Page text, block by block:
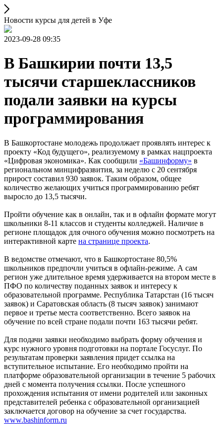
Новости курсы для детей в Уфе
2023-09-28 09:35
В Башкирии почти 13,5
тысячи старшеклассников
подали заявки на курсы
программирования
В Башкортостане молодежь продолжает проявлять интерес к
проекту «Код будущего», реализуемому в рамках нацпроекта
«Цифровая экономика». Как сообщили «Башинформу» в
региональном минцифразвития, за неделю с 20 сентября
прирост составил 930 заявок. Таким образом, общее
количество желающих учиться программированию ребят
выросло до 13,5 тысячи.
Пройти обучение как в онлайн, так и в офлайн формате могут
школьники 8-11 классов и студенты колледжей. Наличие в
регионе площадок для очного обучения можно посмотреть на
интерактивной карте на странице проекта.
В ведомстве отмечают, что в Башкортостане 80,5%
школьников предпочли учиться в офлайн-режиме. А сам
регион уже длительное время удерживается на втором месте в
ПФО по количеству поданных заявок и интересу к
образовательной программе. Республика Татарстан (16 тысяч
заявок) и Саратовская область (8 тысяч заявок) занимают
первое и третье места соответственно. Всего заявок на
обучение по всей стране подали почти 163 тысячи ребят.
Для подачи заявки необходимо выбрать форму обучения и
курс нужного уровня подготовки на портале Госуслуг. По
результатам проверки заявления придет ссылка на
вступительное испытание. Его необходимо пройти на
платформе образовательной организации в течение 5 рабочих
дней с момента получения ссылки. После успешного
прохождения испытания от имени родителей или законных
представителей ребенка с образовательной организацией
заключается договор на обучение за счет государства.
www.bashinform.ru